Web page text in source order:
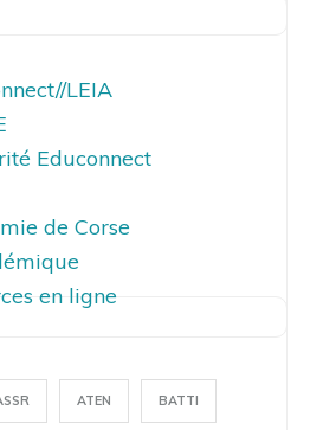
LEIA
Educonnect
de Corse
en ligne
ATEN BATTI